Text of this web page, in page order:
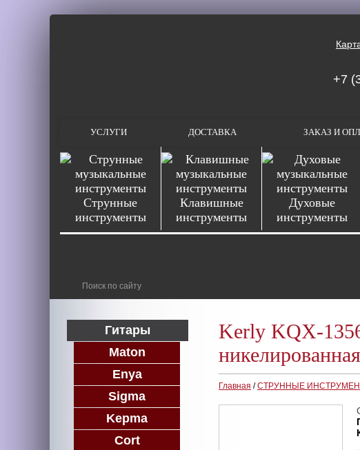
+7
УСЛУГИ ДОСТАВКА ЗАКАЗ И
Струнные
инструменты
Клавишные
инструменты
Духовые
инструменты
Kerly KQX-
Главная /СТРУННЫЕ
Гитары
Maton
Enya
Sigma
Kepma
Cort